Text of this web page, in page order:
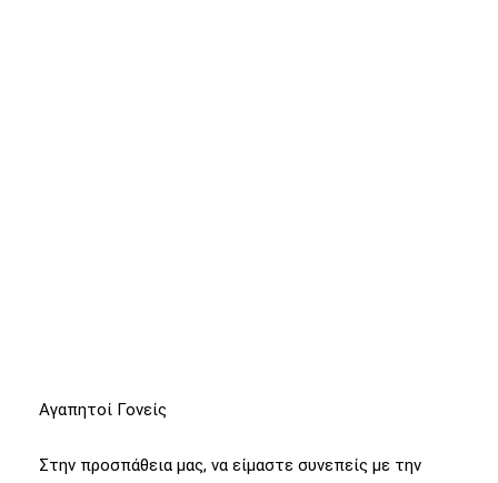
Αγαπητοί Γονείς
Στην προσπάθεια μας, να είμαστε συνεπείς με την